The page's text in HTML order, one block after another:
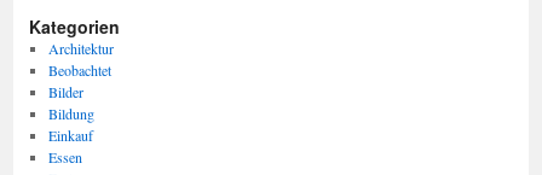
Kategorien
Architektur
Beobachtet
Bilder
Bildung
Einkauf
Essen